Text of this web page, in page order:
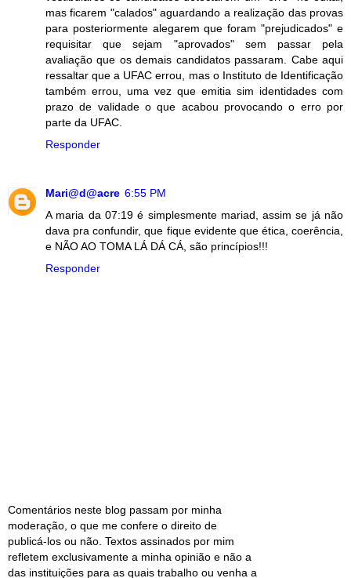
mas ficarem "calados" aguardando a realização das provas
para posteriormente alegarem que foram "prejudicados" e
requisitar que sejam "aprovados" sem passar pela
avaliação que os demais candidatos passaram. Cabe aqui
ressaltar que a UFAC errou, mas o Instituto de Identificação
também errou, uma vez que emitia sim identidades com
prazo de validade o que acabou provocando o erro por
parte da UFAC.
Responder
Mari@d@acre 6:55 PM
A maria da 07:19 é simplesmente mariad, assim se já não
dava pra confundir, que fique evidente que ética, coerência,
e NÃO AO TOMA LÁ DÁ CÁ, são princípios!!!
Responder
Comentários neste blog passam por minha
moderação, o que me confere o direito de
publicá-los ou não. Textos assinados por mim
refletem exclusivamente a minha opinião e não a
das instituições para as quais trabalho ou venha a